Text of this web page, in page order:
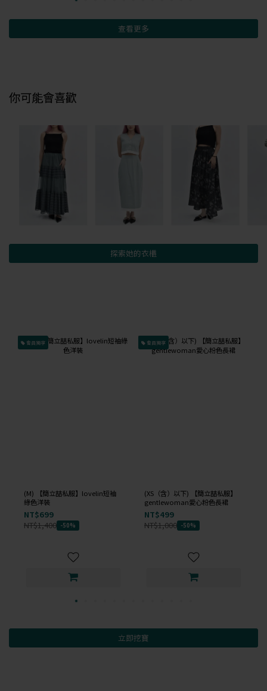
查看更多
你可能會喜歡
探索她的衣櫃
會員獨享
(M) 【簡立喆私服】lovelin短袖
綠色洋裝
NT$699
NT$1,400 -50%
會員獨享
(XS（含）以下) 【簡立喆私服】
gentlewoman愛心粉色長裙
NT$499
NT$1,000 -50%
立即挖寶